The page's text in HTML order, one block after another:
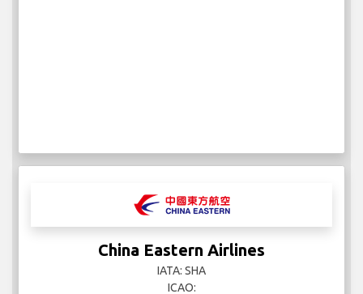
China Eastern Airlines
IATA: SHA
ICAO: